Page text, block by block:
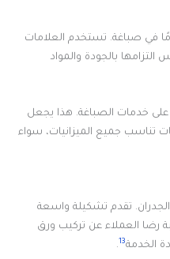
جدار لديها خبرة تصل إلى 20 عامًا في صباغة. تستخدم العلامات
التزامها بالجودة والمواد
الشركة خصومات تصل إلى 50% على خدمات الصباغة. هذا يجعل
تناسب جميع الميزانيات، سواء
تقدم تشكيلة واسعة
رضا العملاء عن تركيب ورق
13
.